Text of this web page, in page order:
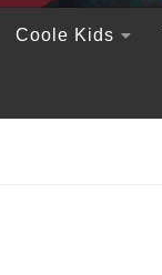
Coole Kids